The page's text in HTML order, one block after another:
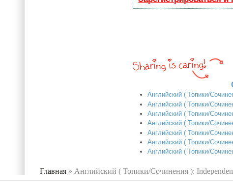
Английский ( Топики/
Английский ( Топики/
Английский ( Топики/
Английский ( Топики/
Английский ( Топики/
Английский ( Топики/
Английский ( Топики/
Вы здесь
Главная » Английский ( Топики/Сочинения ):